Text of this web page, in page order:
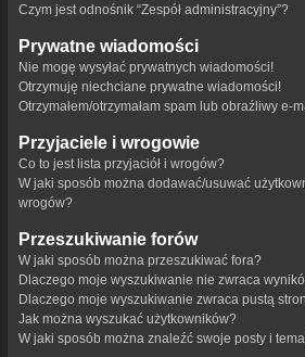
Czym jest odnośnik “Zespół administracyjny”?
Prywatne wiadomości
Nie mogę wysyłać prywatnych wiadomości!
Otrzymuję niechciane prywatne wiadomości!
Otrzymałem/otrzymałam spam lub obraźliwy e-
Przyjaciele i wrogowie
Co to jest lista przyjaciół i wrogów?
W jaki sposób można dodawać/usuwać
wrogów?
Przeszukiwanie forów
W jaki sposób można przeszukiwać fora?
Dlaczego moje wyszukiwanie nie zwraca
Dlaczego moje wyszukiwanie zwraca pustą
Jak można wyszukać użytkowników?
W jaki sposób można znaleźć swoje posty i